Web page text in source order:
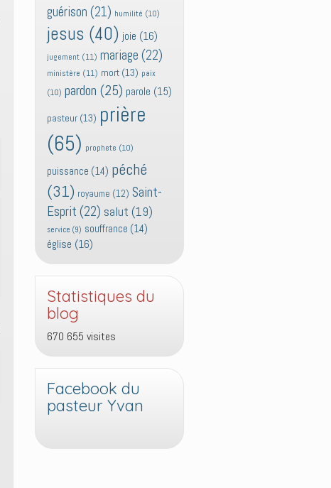
guérison (21) humilité (10)
jesus (40) joie (16)
jugement (11) mariage (22)
ministère (11) mort (13) paix
(10) pardon (25) parole (15)
pasteur (13) prière
(65) prophete (10)
puissance (14) péché
(31) royaume (12) Saint-
Esprit (22) salut (19)
service (9) souffrance (14)
église (16)
Statistiques du
blog
670 655 visites
Facebook du
pasteur Yvan